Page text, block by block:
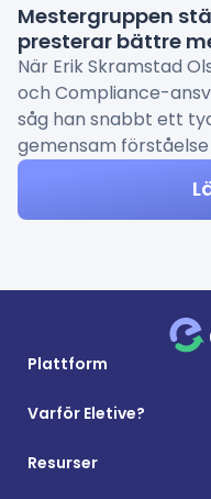
Mestergruppen
presterar bättre
När Erik Skramstad
och Compliance-
såg han snabbt ett
gemensam
Plattform
Varför Eletive?
Resurser